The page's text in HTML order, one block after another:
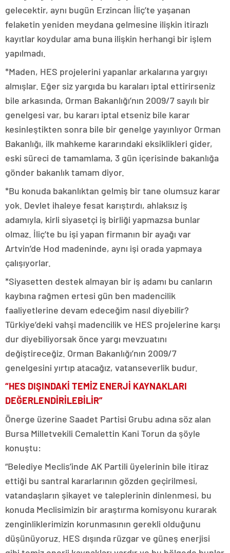
gelecektir, aynı bugün Erzincan İliç’te yaşanan
felaketin yeniden meydana gelmesine ilişkin itirazlı
kayıtlar koydular ama buna ilişkin herhangi bir işlem
yapılmadı.
*Maden, HES projelerini yapanlar arkalarına yargıyı
almışlar. Eğer siz yargıda bu karaları iptal ettirirseniz
bile arkasında, Orman Bakanlığı’nın 2009/7 sayılı bir
genelgesi var, bu kararı iptal etseniz bile karar
kesinleştikten sonra bile bir genelge yayınlıyor Orman
Bakanlığı, ilk mahkeme kararındaki eksiklikleri gider,
eski süreci de tamamlama, 3 gün içerisinde bakanlığa
gönder bakanlık tamam diyor.
*Bu konuda bakanlıktan gelmiş bir tane olumsuz karar
yok. Devlet ihaleye fesat karıştırdı, ahlaksız iş
adamıyla, kirli siyasetçi iş birliği yapmazsa bunlar
olmaz. İliç’te bu işi yapan firmanın bir ayağı var
Artvin’de Hod madeninde, aynı işi orada yapmaya
çalışıyorlar.
*Siyasetten destek almayan bir iş adamı bu canların
kaybına rağmen ertesi gün ben madencilik
faaliyetlerine devam edeceğim nasıl diyebilir?
Türkiye’deki vahşi madencilik ve HES projelerine karşı
dur diyebiliyorsak önce yargı mevzuatını
değiştireceğiz. Orman Bakanlığı’nın 2009/7
genelgesini yırtıp atacağız, vatanseverlik budur.
“HES DIŞINDAKİ TEMİZ ENERJİ KAYNAKLARI
DEĞERLENDİRİLEBİLİR”
Önerge üzerine Saadet Partisi Grubu adına söz alan
Bursa Milletvekili Cemalettin Kani Torun da şöyle
konuştu:
“Belediye Meclis’inde AK Partili üyelerinin bile itiraz
ettiği bu santral kararlarının gözden geçirilmesi,
vatandaşların şikayet ve taleplerinin dinlenmesi, bu
konuda Meclisimizin bir araştırma komisyonu kurarak
zenginliklerimizin korunmasının gerekli olduğunu
düşünüyoruz. HES dışında rüzgar ve güneş enerjisi